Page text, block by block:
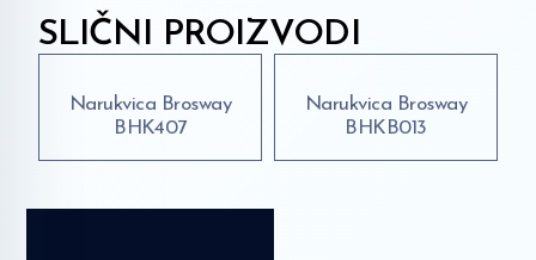
SLIČNI PROIZVODI
Narukvica Brosway
BHK407
Narukvica Brosway
BHKB013